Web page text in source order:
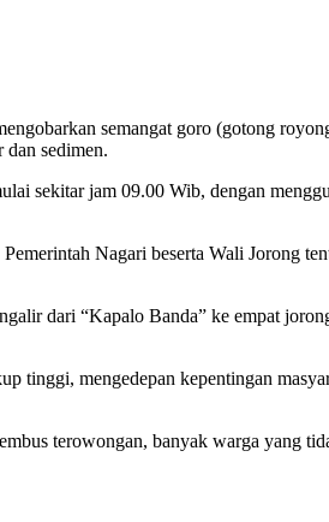
semangat goro (gotong
sedimen.
sekitar jam 09.00 Wib, dengan
Nagari beserta Wali Jorong
dari “Kapalo Banda” ke empat
tinggi, mengedepan kepentingan
terowongan, banyak warga yang